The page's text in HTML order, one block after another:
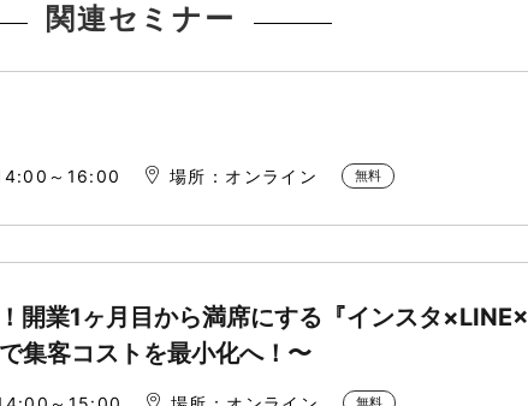
関連セミナー
～16:00 場所：オンライン 無料
開業1ヶ月目から満席にする『インスタ×LINE×
集客コストを最小化へ！〜
無料